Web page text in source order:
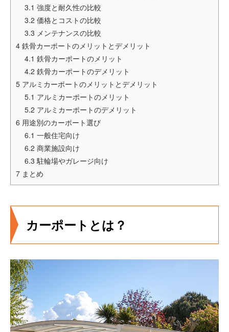
3.1 強度と耐久性の比較
3.2 価格とコストの比較
3.3 メンテナンスの比較
4 鉄骨カーポートのメリットとデメリット
4.1 鉄骨カーポートのメリット
4.2 鉄骨カーポートのデメリット
5 アルミカーポートのメリットとデメリット
5.1 アルミカーポートのメリット
5.2 アルミカーポートのデメリット
6 用途別のカーポート選び
6.1 一般住宅向け
6.2 商業施設向け
6.3 駐輪場やガレージ向け
7 まとめ
カーポートとは？